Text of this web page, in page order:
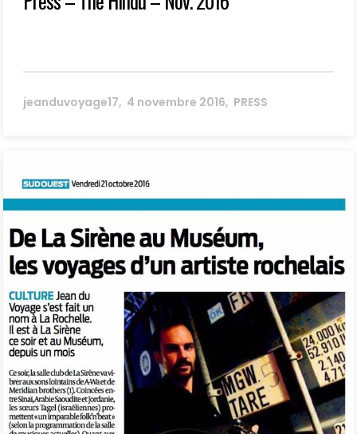
jeanduvoyage17 4 novembre 2016 PRESS